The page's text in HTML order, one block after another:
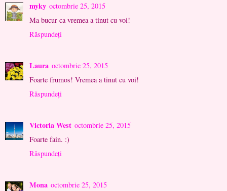
myky octombrie 25, 2015
Ma bucur ca vremea a tinut cu voi!
Răspundeți
Laura octombrie 25, 2015
Foarte frumos! Vremea a tinut cu voi!
Răspundeți
Victoria West octombrie 25, 2015
Foarte fain. :)
Răspundeți
Mona octombrie 25, 2015